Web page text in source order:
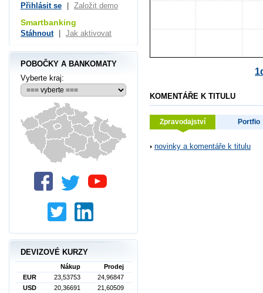
KOMENTÁŘE K TITULU
Zpravodajství Portfio
novinky a komentáře k titulu
Přihlásit se Založit demo
Smartbanking
Stáhnout Jak aktivovat
POBOČKY A BANKOMATY
Vyberte kraj:
DEVIZOVÉ KURZY
Nákup
Prodej
EUR
23,53753
24,96847
USD
20,36691
21,60509